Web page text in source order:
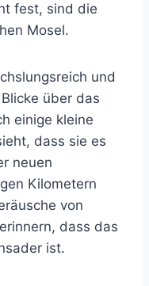
fest, sind die
Mosel.
und
über das
einige kleine
dass sie es
neuen
Kilometern
von
dass das
ist.